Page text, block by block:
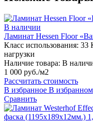
В наличии
Ламинат Hessen Floor
Класс использования: 33
нагрузки
Наличие товара: В
1 000 руб./м2
Рассчитать стоимость
В избранное В избранном
Сравнить